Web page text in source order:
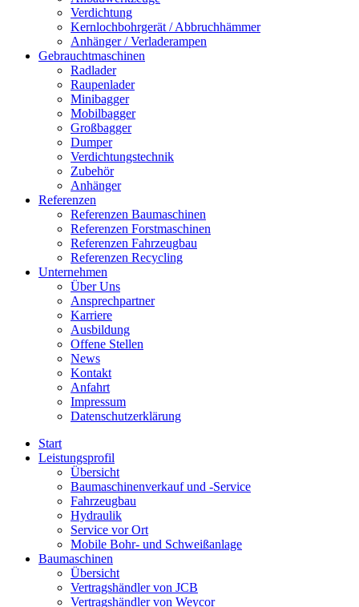
Verdichtung
Kernlochbohrgerät / Abbruchhämmer
Anhänger / Verladerampen
Gebrauchtmaschinen
Radlader
Raupenlader
Minibagger
Mobilbagger
Großbagger
Dumper
Verdichtungstechnik
Zubehör
Anhänger
Referenzen
Referenzen Baumaschinen
Referenzen Forstmaschinen
Referenzen Fahrzeugbau
Referenzen Recycling
Unternehmen
Über Uns
Ansprechpartner
Karriere
Ausbildung
Offene Stellen
News
Kontakt
Anfahrt
Impressum
Datenschutzerklärung
Start
Leistungsprofil
Übersicht
Baumaschinenverkauf und -Service
Fahrzeugbau
Hydraulik
Service vor Ort
Mobile Bohr- und Schweißanlage
Baumaschinen
Übersicht
Vertragshändler von JCB
Vertragshändler von Weycor